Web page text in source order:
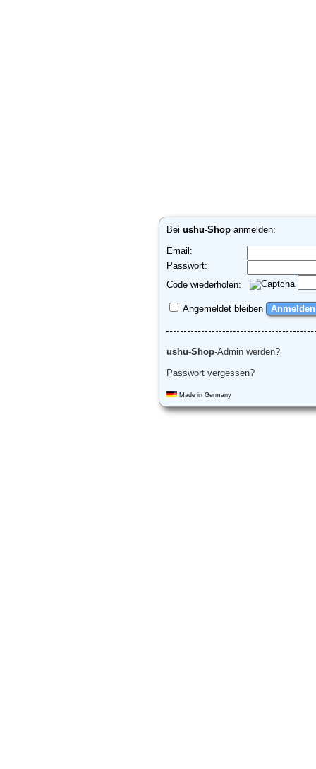
Beiushu-Shop anmelden:
Email:
Passwort:
Code wiederholen:
Angemeldet bleiben
ushu-Shop-Admin werden?
Passwort vergessen?
Made in Germany